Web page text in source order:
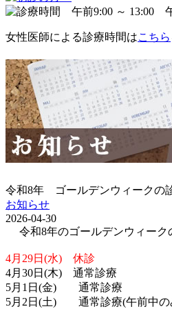
女性医師による診療時間はこちら
令和8年 ゴールデンウィークの
お知らせ
2026-04-30
令和8年のゴールデンウィーク
4月29日(水) 休診
4月30日(木) 通常診療
5月1日(金) 通常診療
5月2日(土) 通常診療(午前中の